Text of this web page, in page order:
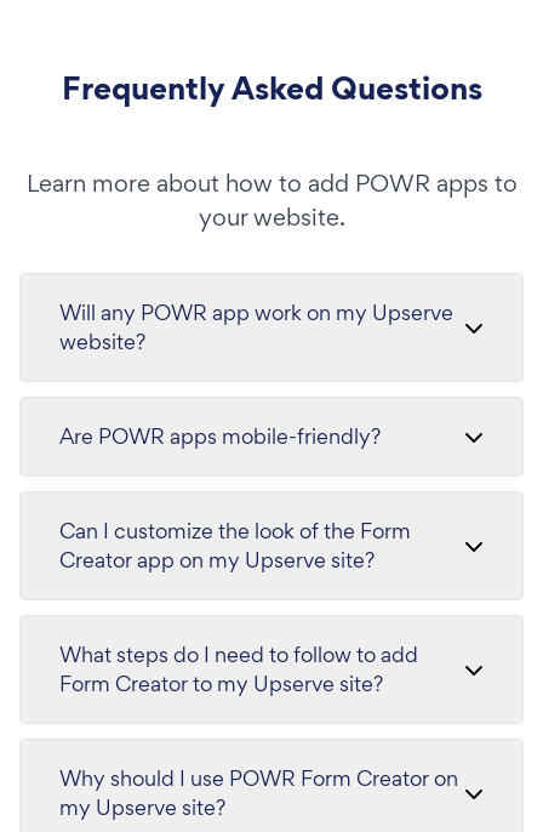
Frequently Asked Questions
Learn more about how to add POWR apps to
your website.
Will any POWR app work on my Upserve
website?
Are POWR apps mobile-friendly?
Can I customize the look of the Form
Creator app on my Upserve site?
What steps do I need to follow to add
Form Creator to my Upserve site?
Why should I use POWR Form Creator on
my Upserve site?